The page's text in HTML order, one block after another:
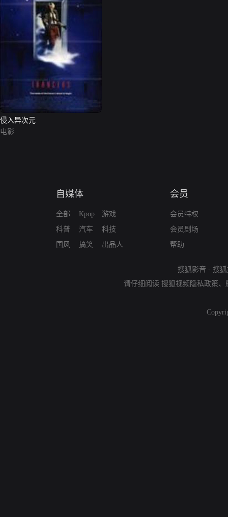
侵入异次元
电影
自媒体
全部
科普
国风
Kpop
汽车
搞笑
游戏
科技
出品人
会员
会员特权
会员剧场
帮助
搜狐影音 - 搜
请仔细阅读 搜狐视频隐私政策、